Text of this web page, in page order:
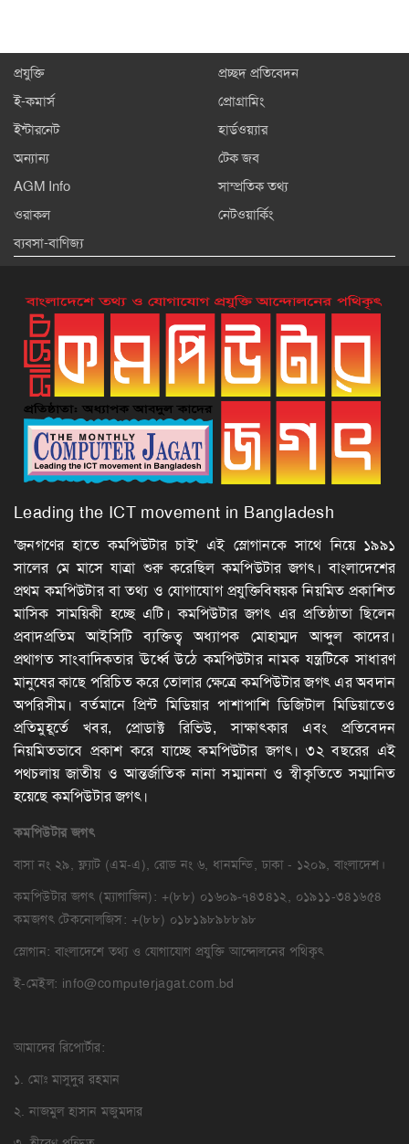
প্রযুক্তি
প্রচ্ছদ প্রতিবেদন
ই-কমার্স
প্রোগ্রামিং
ইন্টারনেট
হার্ডওয়্যার
অন্যান্য
টেক জব
AGM Info
সাম্প্রতিক তথ্য
ওরাকল
নেটওয়ার্কিং
ব্যবসা-বাণিজ্য
Leading the ICT movement in Bangladesh
'জনগণের হাতে কমপিউটার চাই' এই স্লোগানকে সাথে নিয়ে ১৯৯১
সালের মে মাসে যাত্রা শুরু করেছিল কমপিউটার জগৎ। বাংলাদেশের
প্রথম কমপিউটার বা তথ্য ও যোগাযোগ প্রযুক্তিবিষয়ক নিয়মিত প্রকাশিত
মাসিক সাময়িকী হচ্ছে এটি। কমপিউটার জগৎ এর প্রতিষ্ঠাতা ছিলেন
প্রবাদপ্রতিম আইসিটি ব্যক্তিত্ব অধ্যাপক মোহাম্মদ আব্দুল কাদের।
প্রথাগত সাংবাদিকতার ঊর্ধ্বে উঠে কমপিউটার নামক যন্ত্রটিকে সাধারণ
মানুষের কাছে পরিচিত করে তোলার ক্ষেত্রে কমপিউটার জগৎ এর অবদান
অপরিসীম। বর্তমানে প্রিন্ট মিডিয়ার পাশাপাশি ডিজিটাল মিডিয়াতেও
প্রতিমুহূর্তে খবর, প্রোডাক্ট রিভিউ, সাক্ষাৎকার এবং প্রতিবেদন
নিয়মিতভাবে প্রকাশ করে যাচ্ছে কমপিউটার জগৎ। ৩২ বছরের এই
পথচলায় জাতীয় ও আন্তর্জাতিক নানা সম্মাননা ও স্বীকৃতিতে সম্মানিত
হয়েছে কমপিউটার জগৎ।
কমপিউটারজগৎ
বাসা নং ২৯, ফ্ল্যাট (এম-এ), রোড নং ৬, ধানমন্ডি, ঢাকা - ১২০৯, বাংলাদেশ।
কমপিউটার জগৎ (ম্যাগাজিন): +(৮৮) ০১৬০৯-৭৪৩৪১২, ০১৯১১-৩৪১৬৫৪
কমজগৎ টেকনোলজিস: +(৮৮) ০১৮১৯৮৯৮৮৯৮
স্লোগান: বাংলাদেশে তথ্য ও যোগাযোগ প্রযুক্তি আন্দোলনের পথিকৃৎ
ই-মেইল: info@computerjagat.com.bd
আমাদের রিপোর্টার:
১. মোঃ মাসুদুর রহমান
২. নাজমুল হাসান মজুমদার